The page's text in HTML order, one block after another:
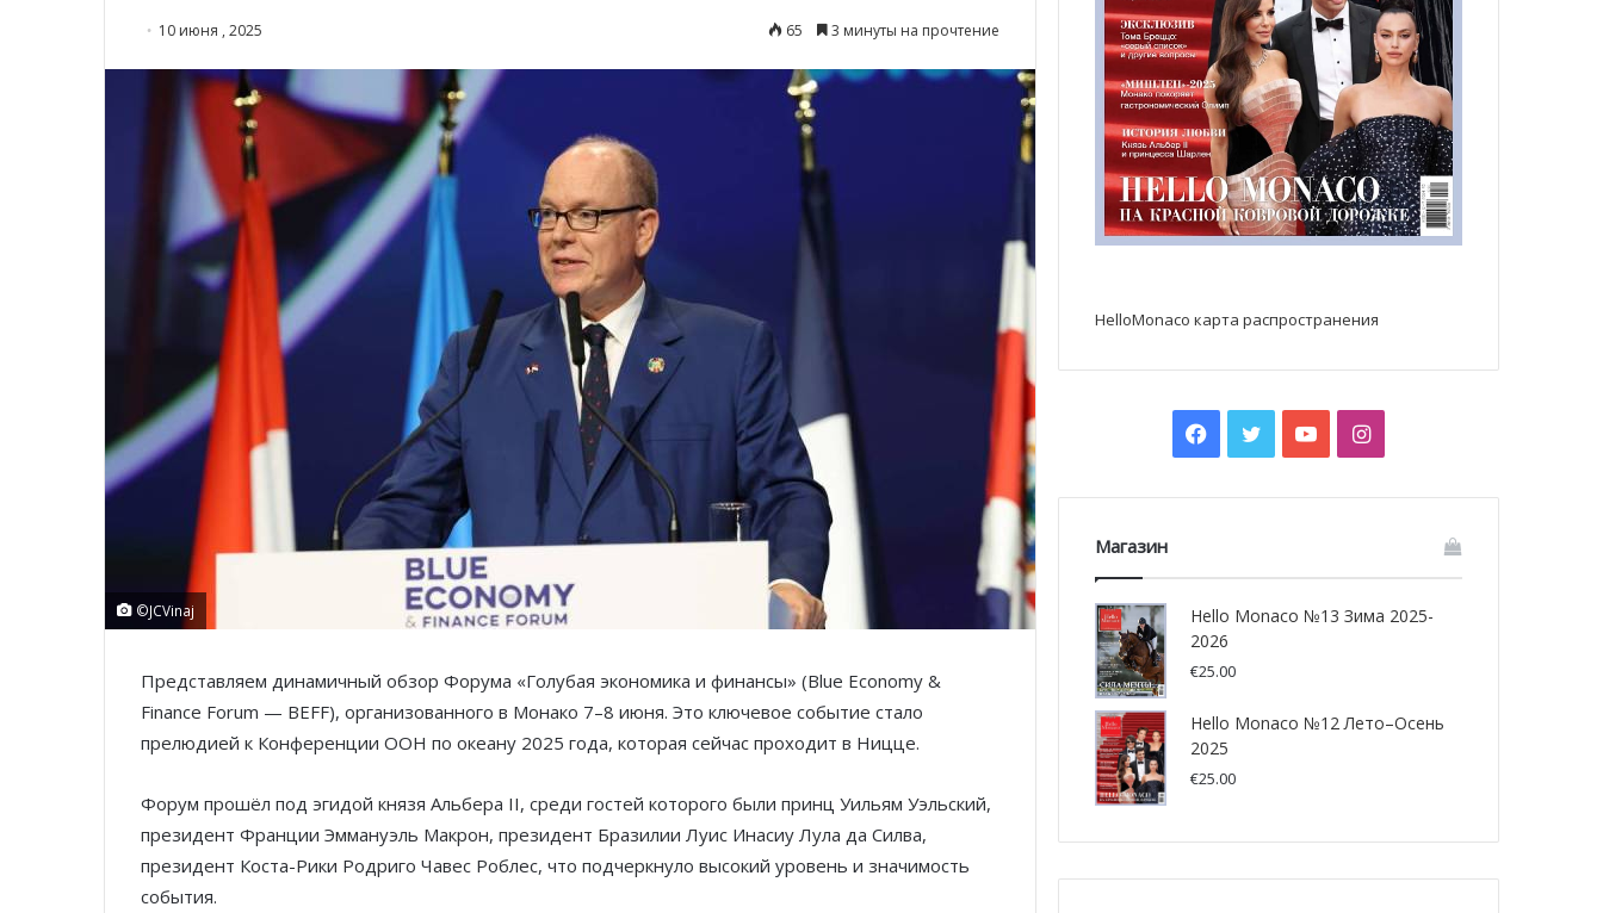
10 июня , 2025 65 3 минуты на прочтение
©JCVinaj
Представляем динамичный обзор Форума «Голубая экономика и финансы» (Blue Economy &
Finance Forum — BEFF), организованного в Монако 7–8 июня. Это ключевое событие стало
прелюдией к Конференции ООН по океану 2025 года, которая сейчас проходит в Ницце.
Форум прошёл под эгидой князя Альбера II, среди гостей которого были принц Уильям Уэльский,
президент Франции Эммануэль Макрон, президент Бразилии Луис Инасиу Лула да Силва,
президент Коста-Рики Родриго Чавес Роблес, что подчеркнуло высокий уровень и значимость
события.
HelloMonaco карта распространения
Facebook
TwitterYouTubeInstagram
Магазин
Hello Monaco №13 Зима 2025-
2026
€25.00
Hello Monaco №12 Лето–Осень
2025
€25.00